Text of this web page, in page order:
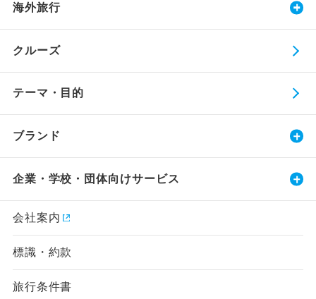
海外旅行
クルーズ
テーマ・目的
ブランド
企業・学校・団体向けサービス
会社案内
標識・約款
旅行条件書